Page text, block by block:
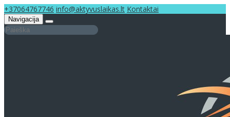
+37064767746 info@aktyvuslaikas.lt Kontaktai
Navigacija